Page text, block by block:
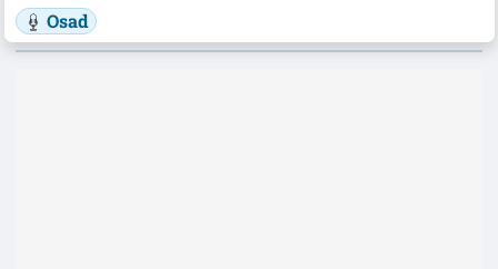
Osad